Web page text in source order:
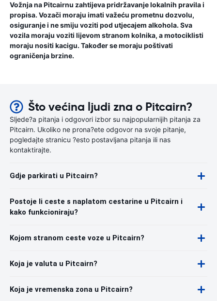
Vožnja na Pitcairnu zahtijeva pridržavanje lokalnih pravila i
propisa. Vozači moraju imati važeću prometnu dozvolu,
osiguranje i ne smiju voziti pod utjecajem alkohola. Sva
vozila moraju voziti lijevom stranom kolnika, a motociklisti
moraju nositi kacigu. Također se moraju poštivati ​​
ograničenja brzine.
Što većina ljudi zna o Pitcairn?
Sljede?a pitanja i odgovori izbor su najpopularnijih pitanja za
Pitcairn. Ukoliko ne prona?ete odgovor na svoje pitanje,
pogledajte stranicu ?esto postavljana pitanja ili nas
kontaktirajte.
Gdje parkirati u Pitcairn?
Postoje li ceste s naplatom cestarine u Pitcairn i
kako funkcioniraju?
Kojom stranom ceste voze u Pitcairn?
Koja je valuta u Pitcairn?
Koja je vremenska zona u Pitcairn?